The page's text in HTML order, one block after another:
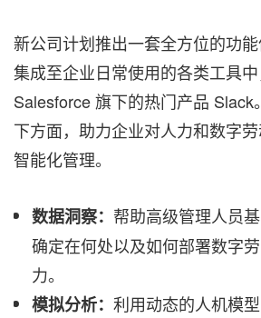
新公司计划推出一套全方位的功
集成至企业日常使用的各类工具
Salesforce 旗下的热门产品 Slack
下方面，助力企业对人力和数字劳
智能化管理。
数据洞察： 帮助高级管理人员
确定在何处以及如何部署数字
力。
模拟分析： 利用动态的人机模型